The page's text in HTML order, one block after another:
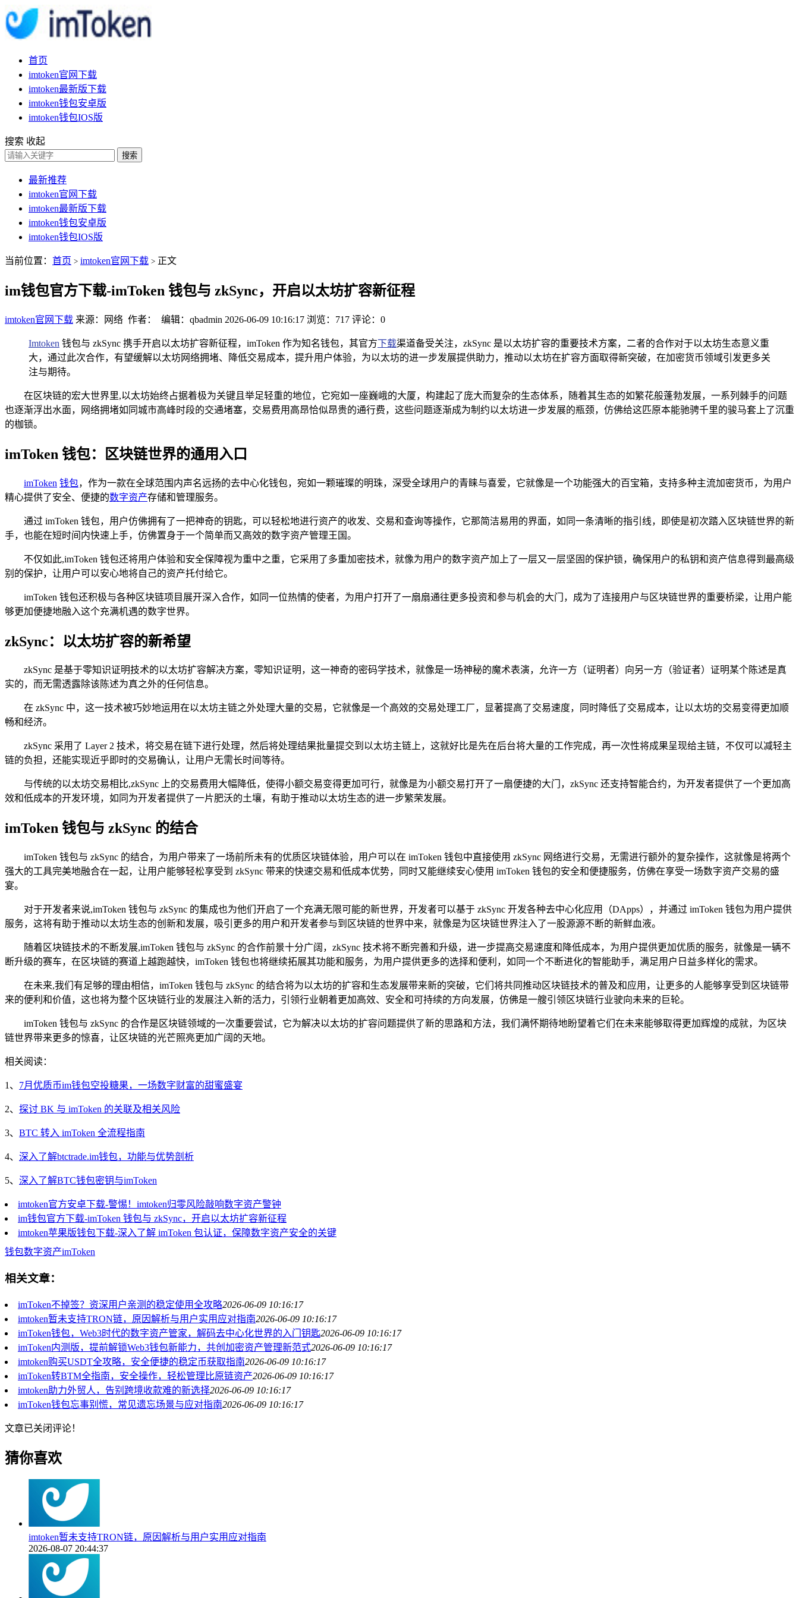
首页
imtoken官网下载
imtoken最新版下载
imtoken钱包安卓版
imtoken钱包IOS版
搜索 收起
搜索
最新推荐
imtoken官网下载
imtoken最新版下载
imtoken钱包安卓版
imtoken钱包IOS版
当前位置： 首页 > imtoken官网下载 > 正文
im钱包官方下载-imToken 钱包与 zkSync，开启以太坊扩容新征程
imtoken官网下载 来源：网络 作者： 编辑：qbadmin 2026-06-09 10:16:17 浏览：717 评论：0
Imtoken 钱包与 zkSync 携手开启以太坊扩容新征程，imToken 作为知名钱包，其官方下载渠道备受关注，zkSync 是以太坊扩容的重要技术方案，二者的合作对于以太坊生态意义重
大，通过此次合作，有望缓解以太坊网络拥堵、降低交易成本，提升用户体验，为以太坊的进一步发展提供助力，推动以太坊在扩容方面取得新突破，在加密货币领域引发更多关
注与期待。
在区块链的宏大世界里,以太坊始终占据着极为关键且举足轻重的地位，它宛如一座巍峨的大厦，构建起了庞大而复杂的生态体系，随着其生态的如繁花般蓬勃发展，一系列棘手的问题
也逐渐浮出水面，网络拥堵如同城市高峰时段的交通堵塞，交易费用高昂恰似昂贵的通行费，这些问题逐渐成为制约以太坊进一步发展的瓶颈，仿佛给这匹原本能驰骋千里的骏马套上了沉重
的枷锁。
imToken 钱包：区块链世界的通用入口
imToken 钱包，作为一款在全球范围内声名远扬的去中心化钱包，宛如一颗璀璨的明珠，深受全球用户的青睐与喜爱，它就像是一个功能强大的百宝箱，支持多种主流加密货币，为用户
精心提供了安全、便捷的数字资产存储和管理服务。
通过 imToken 钱包，用户仿佛拥有了一把神奇的钥匙，可以轻松地进行资产的收发、交易和查询等操作，它那简洁易用的界面，如同一条清晰的指引线，即使是初次踏入区块链世界的新
手，也能在短时间内快速上手，仿佛置身于一个简单而又高效的数字资产管理王国。
不仅如此,imToken 钱包还将用户体验和安全保障视为重中之重，它采用了多重加密技术，就像为用户的数字资产加上了一层又一层坚固的保护锁，确保用户的私钥和资产信息得到最高级
别的保护，让用户可以安心地将自己的资产托付给它。
imToken 钱包还积极与各种区块链项目展开深入合作，如同一位热情的使者，为用户打开了一扇扇通往更多投资和参与机会的大门，成为了连接用户与区块链世界的重要桥梁，让用户能
够更加便捷地融入这个充满机遇的数字世界。
zkSync：以太坊扩容的新希望
zkSync 是基于零知识证明技术的以太坊扩容解决方案，零知识证明，这一神奇的密码学技术，就像是一场神秘的魔术表演，允许一方（证明者）向另一方（验证者）证明某个陈述是真
实的，而无需透露除该陈述为真之外的任何信息。
在 zkSync 中，这一技术被巧妙地运用在以太坊主链之外处理大量的交易，它就像是一个高效的交易处理工厂，显著提高了交易速度，同时降低了交易成本，让以太坊的交易变得更加顺
畅和经济。
zkSync 采用了 Layer 2 技术，将交易在链下进行处理，然后将处理结果批量提交到以太坊主链上，这就好比是先在后台将大量的工作完成，再一次性将成果呈现给主链，不仅可以减轻主
链的负担，还能实现近乎即时的交易确认，让用户无需长时间等待。
与传统的以太坊交易相比,zkSync 上的交易费用大幅降低，使得小额交易变得更加可行，就像是为小额交易打开了一扇便捷的大门，zkSync 还支持智能合约，为开发者提供了一个更加高
效和低成本的开发环境，如同为开发者提供了一片肥沃的土壤，有助于推动以太坊生态的进一步繁荣发展。
imToken 钱包与 zkSync 的结合
imToken 钱包与 zkSync 的结合，为用户带来了一场前所未有的优质区块链体验，用户可以在 imToken 钱包中直接使用 zkSync 网络进行交易，无需进行额外的复杂操作，这就像是将两个
强大的工具完美地融合在一起，让用户能够轻松享受到 zkSync 带来的快速交易和低成本优势，同时又能继续安心使用 imToken 钱包的安全和便捷服务，仿佛在享受一场数字资产交易的盛
宴。
对于开发者来说,imToken 钱包与 zkSync 的集成也为他们开启了一个充满无限可能的新世界，开发者可以基于 zkSync 开发各种去中心化应用（DApps），并通过 imToken 钱包为用户提供
服务，这将有助于推动以太坊生态的创新和发展，吸引更多的用户和开发者参与到区块链的世界中来，就像是为区块链世界注入了一股源源不断的新鲜血液。
随着区块链技术的不断发展,imToken 钱包与 zkSync 的合作前景十分广阔，zkSync 技术将不断完善和升级，进一步提高交易速度和降低成本，为用户提供更加优质的服务，就像是一辆不
断升级的赛车，在区块链的赛道上越跑越快，imToken 钱包也将继续拓展其功能和服务，为用户提供更多的选择和便利，如同一个不断进化的智能助手，满足用户日益多样化的需求。
在未来,我们有足够的理由相信，imToken 钱包与 zkSync 的结合将为以太坊的扩容和生态发展带来新的突破，它们将共同推动区块链技术的普及和应用，让更多的人能够享受到区块链带
来的便利和价值，这也将为整个区块链行业的发展注入新的活力，引领行业朝着更加高效、安全和可持续的方向发展，仿佛是一艘引领区块链行业驶向未来的巨轮。
imToken 钱包与 zkSync 的合作是区块链领域的一次重要尝试，它为解决以太坊的扩容问题提供了新的思路和方法，我们满怀期待地盼望着它们在未来能够取得更加辉煌的成就，为区块
链世界带来更多的惊喜，让区块链的光芒照亮更加广阔的天地。
相关阅读：
1、 7月优质币im钱包空投糖果，一场数字财富的甜蜜盛宴
2、 探讨 BK 与 imToken 的关联及相关风险
3、 BTC 转入 imToken 全流程指南
4、 深入了解btctrade.im钱包，功能与优势剖析
5、 深入了解BTC钱包密钥与imToken
imtoken官方安卓下载-警惕！imtoken归零风险敲响数字资产警钟
im钱包官方下载-imToken 钱包与 zkSync，开启以太坊扩容新征程
imtoken苹果版钱包下载-深入了解 imToken 包认证，保障数字资产安全的关键
钱包数字资产imToken
相关文章：
imToken不掉签？资深用户亲测的稳定使用全攻略2026-06-09 10:16:17
imtoken暂未支持TRON链，原因解析与用户实用应对指南2026-06-09 10:16:17
imToken钱包，Web3时代的数字资产管家，解码去中心化世界的入门钥匙2026-06-09 10:16:17
imToken内测版，提前解锁Web3钱包新能力，共创加密资产管理新范式2026-06-09 10:16:17
imtoken购买USDT全攻略，安全便捷的稳定币获取指南2026-06-09 10:16:17
imToken转BTM全指南，安全操作，轻松管理比原链资产2026-06-09 10:16:17
imtoken助力外贸人，告别跨境收款难的新选择2026-06-09 10:16:17
imToken钱包忘事别慌，常见遗忘场景与应对指南2026-06-09 10:16:17
文章已关闭评论！
猜你喜欢
imtoken暂未支持TRON链，原因解析与用户实用应对指南
2026-08-07 20:44:37